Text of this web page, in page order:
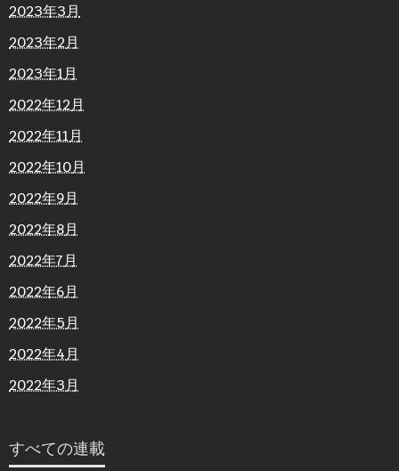
2023年3月
2023年2月
2023年1月
2022年12月
2022年11月
2022年10月
2022年9月
2022年8月
2022年7月
2022年6月
2022年5月
2022年4月
2022年3月
すべての連載